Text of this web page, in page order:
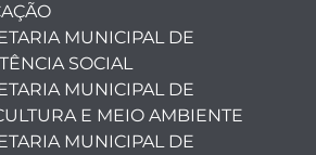
MUNICIPAL DE
SOCIAL
MUNICIPAL DE
E MEIO AMBIENTE
MUNICIPAL DE